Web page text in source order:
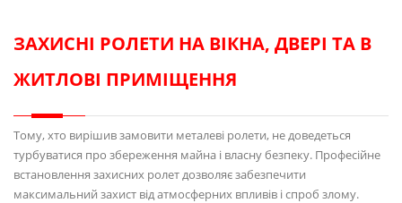
ЗАХИСНІ РОЛЕТИ НА ВІКНА, ДВЕРІ ТА В
ЖИТЛОВІ ПРИМІЩЕННЯ
Тому, хто вирішив замовити металеві ролети, не доведеться
турбуватися про збереження майна і власну безпеку. Професійне
встановлення захисних ролет дозволяє забезпечити
максимальний захист від атмосферних впливів і спроб злому.